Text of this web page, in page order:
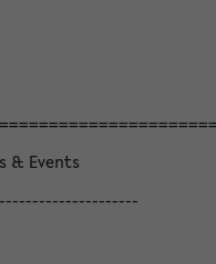
& Events